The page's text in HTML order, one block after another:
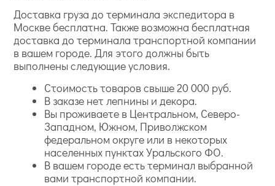
Доставка груза до терминала экспедитора в
Москве бесплатна. Также возможна бесплатная
доставка до терминала транспортной компании
в вашем городе. Для этого должны быть
выполнены следующие условия.
Стоимость товаров свыше 20 000 руб.
В заказе нет лепнины и декора.
Вы проживаете в Центральном, Северо-
Западном, Южном, Приволжском
федеральном округе или в некоторых
населенных пунктах Уральского ФО.
В вашем городе есть терминал выбранной
вами транспортной компании.